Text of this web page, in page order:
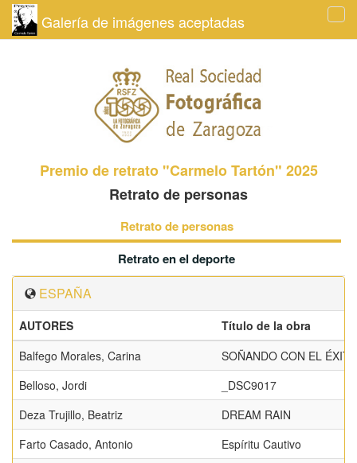
Galería de imágenes aceptadas
Premio de retrato "Carmelo Tartón" 2025
Retrato de personas
Retrato de personas
Retrato en el deporte
ESPAÑA
AUTORES
Título de la obra
Balfego Morales, Carina
SOÑANDO CON EL ÉXITO
Belloso, Jordi
_DSC9017
Deza Trujillo, Beatriz
DREAM RAIN
Farto Casado, Antonio
Espíritu Cautivo